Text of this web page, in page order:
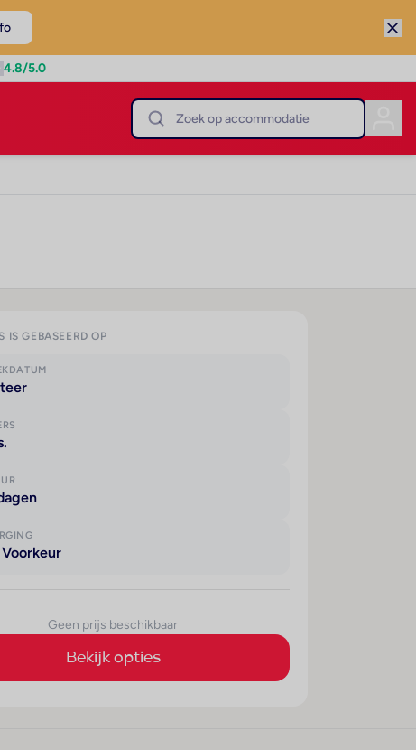
4.8/5.0
IS GEBASEERD OP
Geen prijs beschikbaar
Bekijk opties